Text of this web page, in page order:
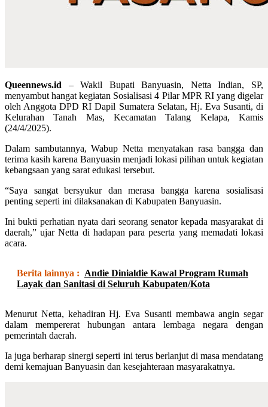
Queennews.id – Wakil Bupati Banyuasin, Netta Indian, SP,
menyambut hangat kegiatan Sosialisasi 4 Pilar MPR RI yang digelar
oleh Anggota DPD RI Dapil Sumatera Selatan, Hj. Eva Susanti, di
Kelurahan Tanah Mas, Kecamatan Talang Kelapa, Kamis
(24/4/2025).
Dalam sambutannya, Wabup Netta menyatakan rasa bangga dan
terima kasih karena Banyuasin menjadi lokasi pilihan untuk kegiatan
kebangsaan yang sarat edukasi tersebut.
“Saya sangat bersyukur dan merasa bangga karena sosialisasi
penting seperti ini dilaksanakan di Kabupaten Banyuasin.
Ini bukti perhatian nyata dari seorang senator kepada masyarakat di
daerah,” ujar Netta di hadapan para peserta yang memadati lokasi
acara.
Berita lainnya : Andie Dinialdie Kawal Program Rumah
Layak dan Sanitasi di Seluruh Kabupaten/Kota
Menurut Netta, kehadiran Hj. Eva Susanti membawa angin segar
dalam mempererat hubungan antara lembaga negara dengan
pemerintah daerah.
Ia juga berharap sinergi seperti ini terus berlanjut di masa mendatang
demi kemajuan Banyuasin dan kesejahteraan masyarakatnya.